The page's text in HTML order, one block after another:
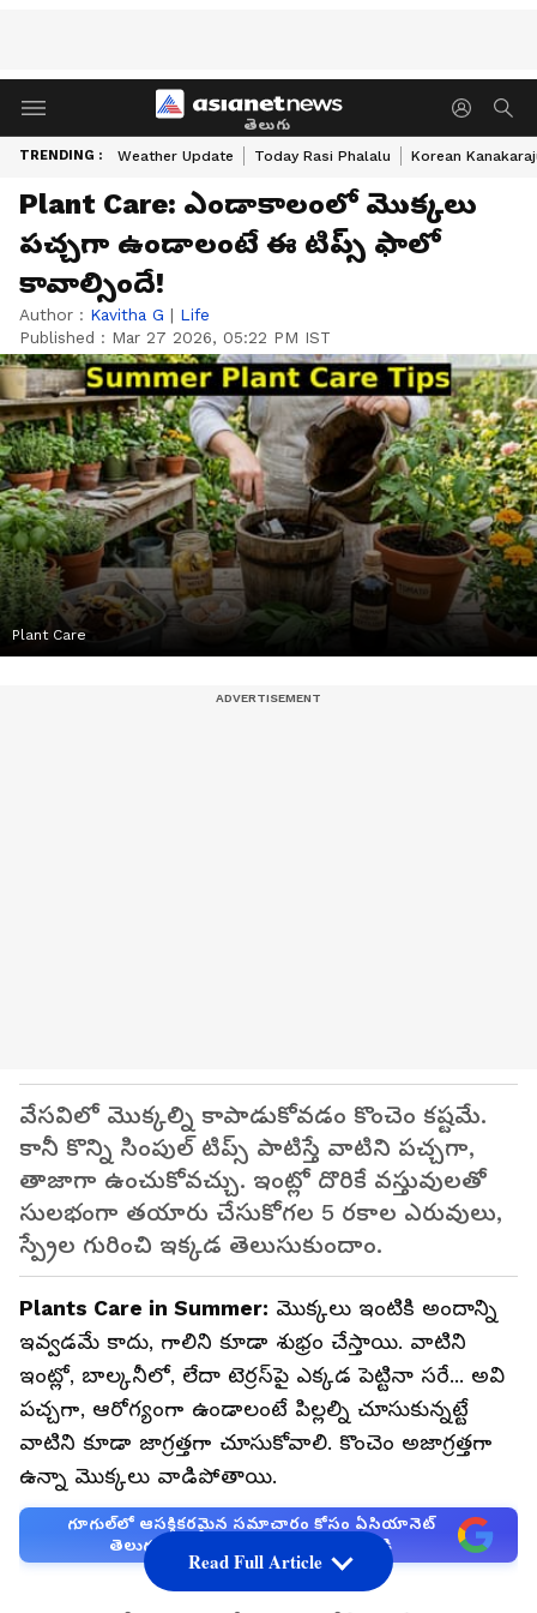
తెలుగు
TRENDING : Weather Update Today Rasi Phalalu Korean
Plant Care: ఎండాకాలంలో మొక్కలు
పచ్చగా ఉండాలంటే ఈ టిప్స్ ఫాలో
కావాల్సిందే!
Author : Kavitha G | Life
Published : Mar 27 2026, 05:22 PM IST
Plant Care
వేసవిలో మొక్కల్ని కాపాడుకోవడం కొంచెం కష్టమే.
కానీ కొన్ని సింపుల్ టిప్స్ పాటిస్తే వాటిని పచ్చగా,
తాజాగా ఉంచుకోవచ్చు. ఇంట్లో దొరికే వస్తువులతో
సులభంగా తయారు చేసుకోగల 5 రకాల ఎరువులు,
స్ప్రేల గురించి ఇక్కడ తెలుసుకుందాం.
Plants Care in Summer: మొక్కలు ఇంటికి అందాన్ని
ఇవ్వడమే కాదు, గాలిని కూడా శుభ్రం చేస్తాయి. వాటిని
ఇంట్లో, బాల్కనీలో, లేదా టెర్రస్‌పై ఎక్కడ పెట్టినా సరే... అవి
పచ్చగా, ఆరోగ్యంగా ఉండాలంటే పిల్లల్ని చూసుకున్నట్టే
వాటిని కూడా జాగ్రత్తగా చూసుకోవాలి. కొంచెం అజాగ్రత్తగా
ఉన్నా మొక్కలు వాడిపోతాయి.
గూగుల్‌లో ఆసక్తికరమైన సమాచారం కోసం ఏసియానెట్
తెలుగు ను మీ ఫ్రిఫర్డ్ సోర్స్ గా ఎంచుకోండి
Read Full Article